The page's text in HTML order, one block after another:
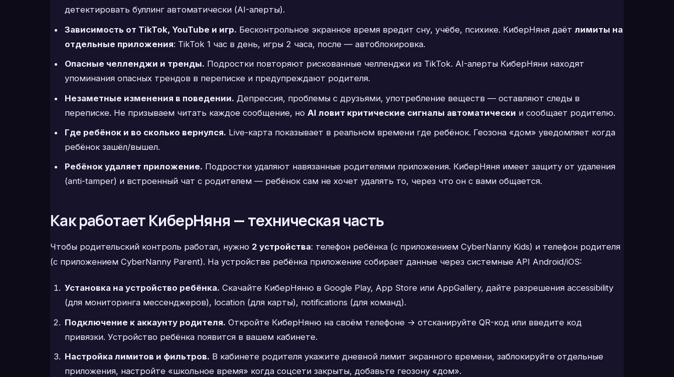
детектировать буллинг автоматически (AI-алерты).
Зависимость от TikTok, YouTube и игр. Бесконтрольное экранное время вредит сну, учёбе, психике. КиберНяня даёт лимиты на
отдельные приложения: TikTok 1 час в день, игры 2 часа, после — автоблокировка.
Опасные челленджи и тренды. Подростки повторяют рискованные челленджи из TikTok. AI-алерты КиберНяни находят
упоминания опасных трендов в переписке и предупреждают родителя.
Незаметные изменения в поведении. Депрессия, проблемы с друзьями, употребление веществ — оставляют следы в
переписке. Не призываем читать каждое сообщение, но AI ловит критические сигналы автоматически и сообщает родителю.
Где ребёнок и во сколько вернулся. Live-карта показывает в реальном времени где ребёнок. Геозона «дом» уведомляет когда
ребёнок зашёл/вышел.
Ребёнок удаляет приложение. Подростки удаляют навязанные родителями приложения. КиберНяня имеет защиту от удаления
(anti-tamper) и встроенный чат с родителем — ребёнок сам не хочет удалять то, через что он с вами общается.
Как работает КиберНяня — техническая часть
Чтобы родительский контроль работал, нужно 2 устройства: телефон ребёнка (с приложением CyberNanny Kids) и телефон родителя
(с приложением CyberNanny Parent). На устройстве ребёнка приложение собирает данные через системные API Android/iOS:
Установка на устройство ребёнка. Скачайте КиберНяню в Google Play, App Store или AppGallery, дайте разрешения accessibility
(для мониторинга мессенджеров), location (для карты), notifications (для команд).
Подключение к аккаунту родителя. Откройте КиберНяню на своём телефоне → отсканируйте QR-код или введите код
привязки. Устройство ребёнка появится в вашем кабинете.
Настройка лимитов и фильтров. В кабинете родителя укажите дневной лимит экранного времени, заблокируйте отдельные
приложения, настройте «школьное время» когда соцсети закрыты, добавьте геозону «дом».